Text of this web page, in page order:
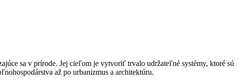
sa v prírode. Jej cieľom je vytvoriť trvalo udržateľné systémy, ktoré sú
až po urbanizmus a architektúru.